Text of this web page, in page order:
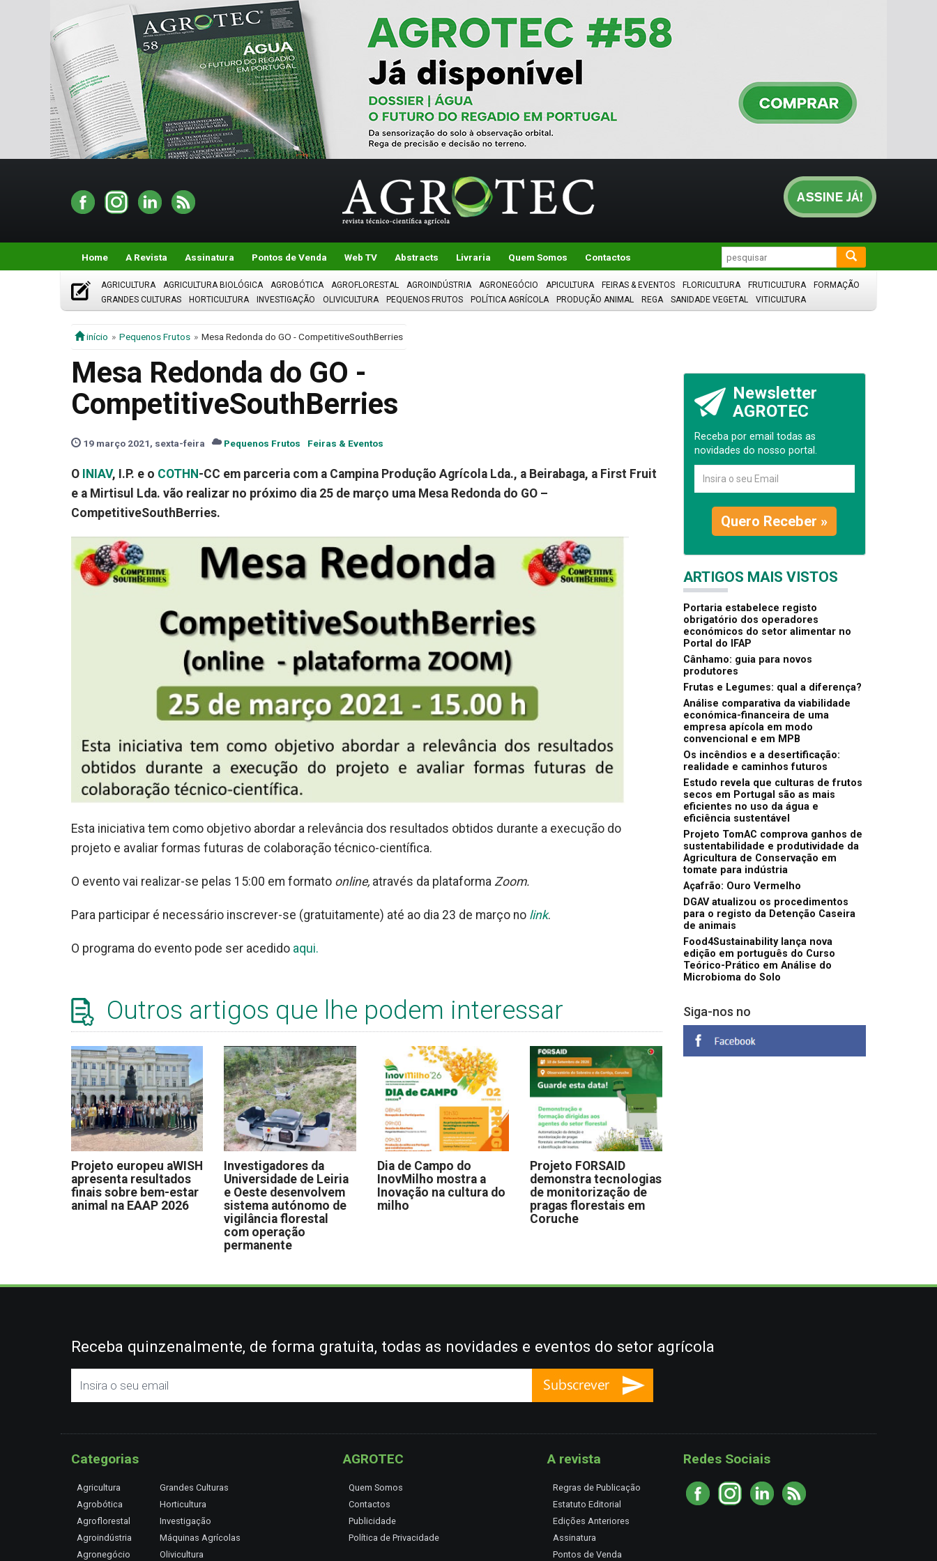
Home A Revista Assinatura Pontos de Venda Web TV Abstracts Livraria Quem Somos Contactos
AGRICULTURA AGRICULTURA BIOLÓGICA AGROBÓTICA AGROFLORESTAL AGROINDÚSTRIA AGRONEGÓCIO APICULTURA FEIRAS & EVENTOS FLORICULTURA FRUTICULTURA
FORMAÇÃO
GRANDES CULTURAS
HORTICULTURA INVESTIGAÇÃO OLIVICULTURA PEQUENOS FRUTOS POLÍTICA AGRÍCOLA PRODUÇÃO ANIMAL REGA SANIDADE VEGETAL VITICULTURA
início Pequenos Frutos Mesa Redonda do GO - CompetitiveSouthBerries
Mesa Redonda do GO -
CompetitiveSouthBerries
19 março 2021, sexta-feira Pequenos Frutos Feiras & Eventos
O INIAV, I.P. e o COTHN -CC em parceria com a Campina Produção Agrícola Lda., a Beirabaga, a First Fruit
e a Mirtisul Lda. vão realizar no próximo dia 25 de março uma Mesa Redonda do GO –
CompetitiveSouthBerries.
Esta iniciativa tem como objetivo abordar a relevância dos resultados obtidos durante a execução do
projeto e avaliar formas futuras de colaboração técnico-científica.
O evento vai realizar-se pelas 15:00 em formato online, através da plataforma Zoom.
Para participar é necessário inscrever-se (gratuitamente) até ao dia 23 de março no link.
O programa do evento pode ser acedido aqui.
Outros artigos que lhe podem interessar
Projeto europeu aWISH
apresenta resultados
finais sobre bem-estar
animal na EAAP 2026
Investigadores da
Universidade de Leiria
e Oeste desenvolvem
sistema autónomo de
vigilância florestal
com operação
permanente
Dia de Campo do
InovMilho mostra a
Inovação na cultura do
milho
Projeto FORSAID
demonstra tecnologias
de monitorização de
pragas florestais em
Coruche
Newsletter
AGROTEC
Receba por email todas as
novidades do nosso portal.
Quero Receber »
ARTIGOS MAIS VISTOS
Portaria estabelece registo
obrigatório dos operadores
económicos do setor alimentar no
Portal do IFAP
Cânhamo: guia para novos
produtores
Frutas e Legumes: qual a diferença?
Análise comparativa da viabilidade
económica-financeira de uma
empresa apícola em modo
convencional e em MPB
Os incêndios e a desertificação:
realidade e caminhos futuros
Estudo revela que culturas de frutos
secos em Portugal são as mais
eficientes no uso da água e
eficiência sustentável
Projeto TomAC comprova ganhos de
sustentabilidade e produtividade da
Agricultura de Conservação em
tomate para indústria
Açafrão: Ouro Vermelho
DGAV atualizou os procedimentos
para o registo da Detenção Caseira
de animais
Food4Sustainability lança nova
edição em português do Curso
Teórico-Prático em Análise do
Microbioma do Solo
Siga-nos no
Receba quinzenalmente, de forma gratuita, todas as novidades e eventos do setor agrícola
Categorias
Agricultura
Agrobótica
Agroflorestal
Agroindústria
Agronegócio
Grandes Culturas
Horticultura
Investigação
Máquinas Agrícolas
Olivicultura
AGROTEC
Quem Somos
Contactos
Publicidade
Política de Privacidade
A revista
Regras de Publicação
Estatuto Editorial
Edições Anteriores
Assinatura
Pontos de Venda
Redes Sociais